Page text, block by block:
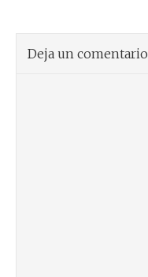
Deja un comentario